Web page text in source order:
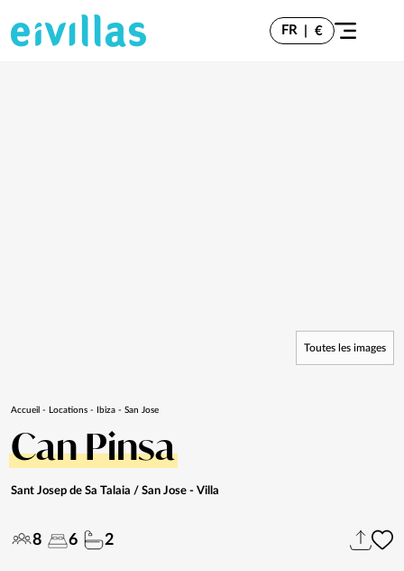
FR €
Toutes les images
Accueil - Locations - Ibiza - San Jose
Can Pinsa
Sant Josep de Sa Talaia / San Jose - Villa
8 6 2